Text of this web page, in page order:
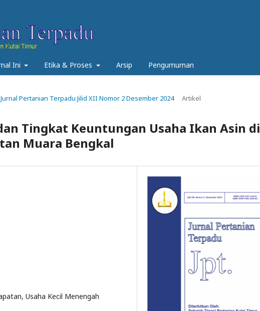
Ini Etika & Proses Arsip Pengumuman
Jurnal Pertanian Terpadu Jilid XII Nomor 2 Desember 2024 Artikel
Tingkat Keuntungan Usaha Ikan Asin di
Muara Bengkal
Usaha Kecil Menengah